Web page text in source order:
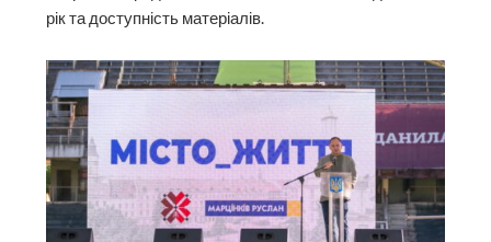
рік та доступність матеріалів.